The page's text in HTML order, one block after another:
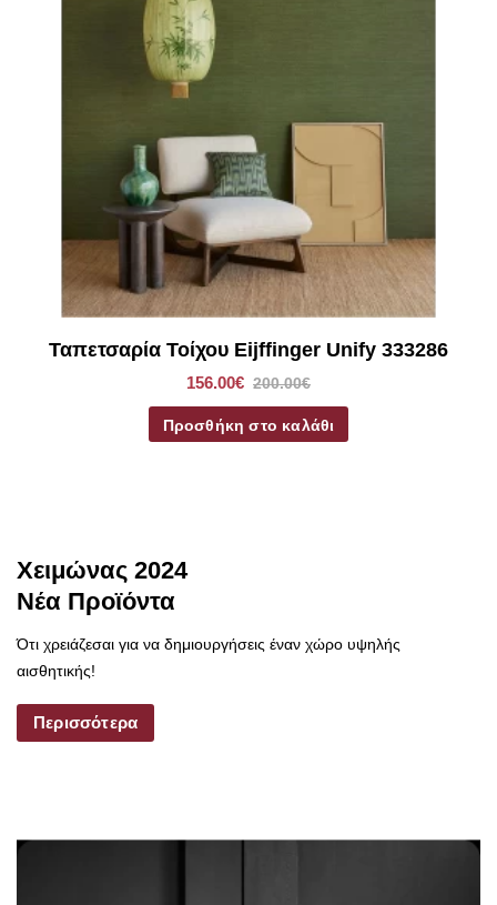
Ταπετσαρία Τοίχου Eijffinger Unify 333286
156.00€ 200.00€
Προσθήκη στο καλάθι
Χειμώνας 2024
Νέα Προϊόντα
Ότι χρειάζεσαι για να δημιουργήσεις έναν χώρο υψηλής
αισθητικής!
Περισσότερα